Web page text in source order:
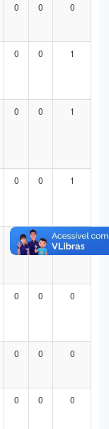
0 0 0
0 0 1
0 0 1
0 0 1
0 0
0 0 0
0 0 0
0 0 0